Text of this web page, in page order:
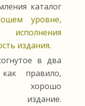
каталог
уровне,
издания.
в два
правило,
хорошо
издание.